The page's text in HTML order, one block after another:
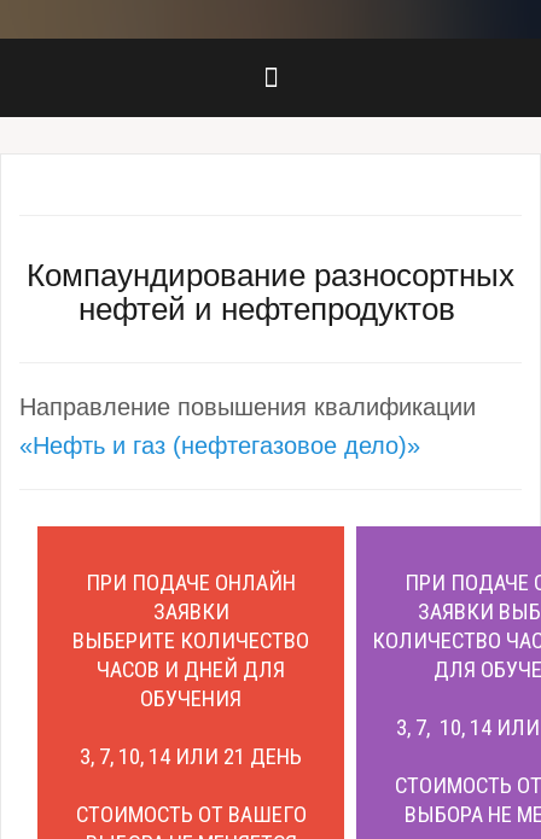
Компаундирование разносортных
нефтей и нефтепродуктов
Направление повышения квалификации
«Нефть и газ (нефтегазовое дело)»
ПРИ ПОДАЧЕ ОНЛАЙН
ЗАЯВКИ
ВЫБЕРИТЕ КОЛИЧЕСТВО
ЧАСОВ И ДНЕЙ ДЛЯ
ОБУЧЕНИЯ
3, 7, 10, 14 ИЛИ 21 ДЕНЬ
СТОИМОСТЬ ОТ ВАШЕГО
ПРИ ПОДАЧЕ
ЗАЯВКИ
КОЛИЧЕСТВО
ДЛЯ
3, 7, 10, 14
СТОИМОСТЬ
ВЫБОРА НЕ